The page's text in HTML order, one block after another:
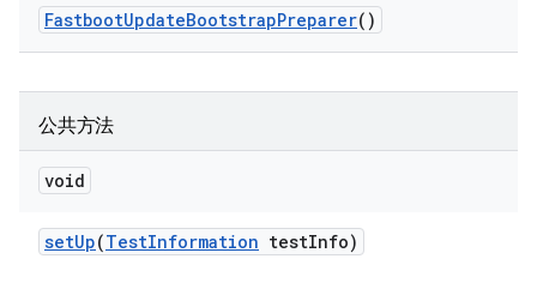
FastbootUpdateBootstrapPreparer()
公共方法
void
setUp(TestInformation testInfo)